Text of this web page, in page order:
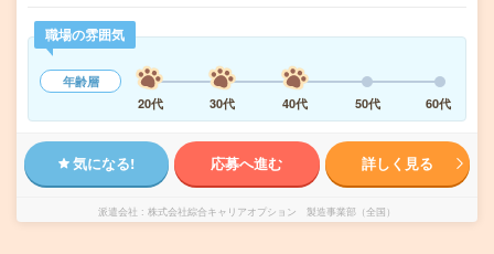
職場の雰囲気
年齢層
20代
30代 40代 50代 60代
気になる! 応募へ進む 詳しく見る
派遣会社 株式会社綜合キャリアオプション 製造事業部（全国）